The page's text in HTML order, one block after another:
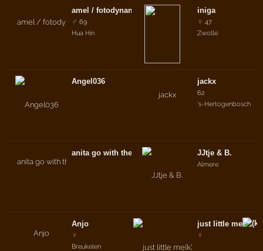
amel / fotodynamic
♂ 69
Hua Hin
Angel036
anita go with the flow
Anjo
♀
Breukelen
iniga
♀ 47
Zwolle
jackx
62
's-Hertogenbosch
JJtje & B.
Almere
just little me
♀